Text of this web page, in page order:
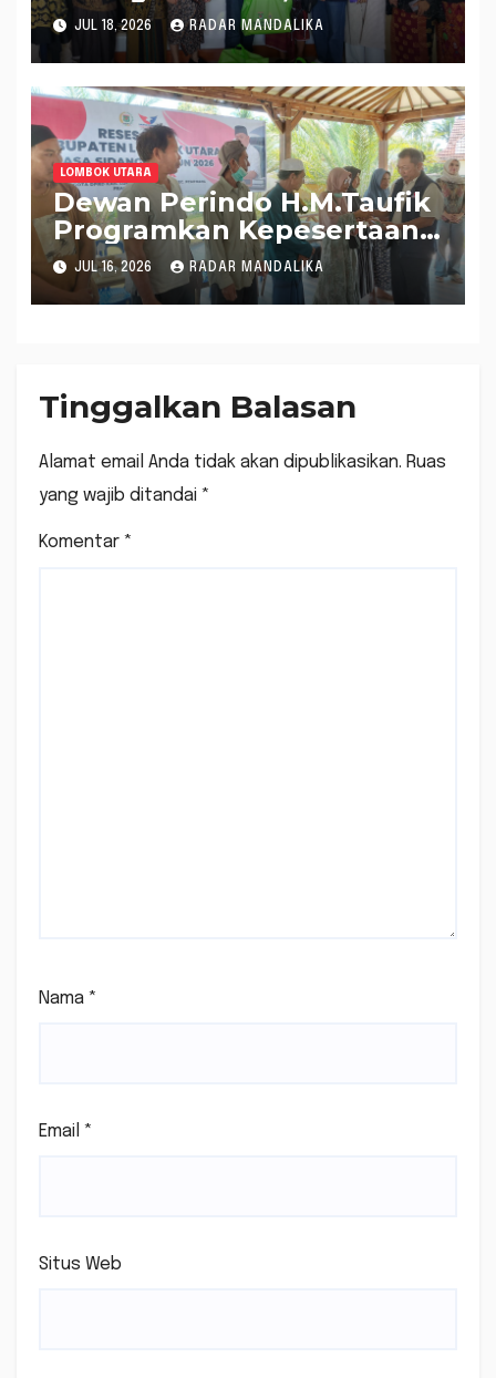
Amerta Salurkan 100 Paket
Sembako
JUL 18, 2026 RADAR MANDALIKA
LOMBOK UTARA
Dewan Perindo H.M.Taufik
Programkan Kepesertaan
BPJS Ketenagakerjaan
Bagi Warga
JUL 16, 2026 RADAR MANDALIKA
Tinggalkan Balasan
Alamat email Anda tidak akan dipublikasikan. Ruas
yang wajib ditandai *
Komentar *
Nama *
Email *
Situs Web